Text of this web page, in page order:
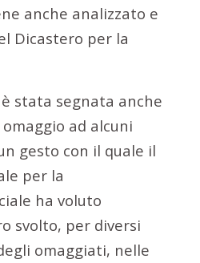
anche analizzato e
Dicastero per la
stata segnata anche
ad alcuni
gesto con il quale il
per la
ha voluto
svolto, per diversi
omaggiati, nelle